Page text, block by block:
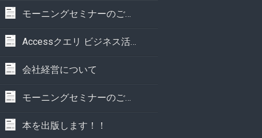
モーニングセミナーのご案内
Accessクエリ ビジネス活用事典
会社経営について
モーニングセミナーのご案内
本を出版します！！